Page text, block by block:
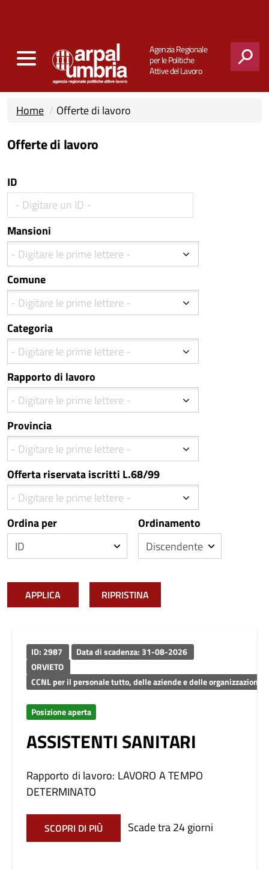
Agenzia Regionale
per le Politiche
Attive del Lavoro
Home Offerte di lavoro
Offerte di lavoro
ID
Mansioni
Comune
Categoria
Rapporto di lavoro
Provincia
Offerta riservata iscritti L.68/99
Ordina per Ordinamento
APPLICA RIPRISTINA
ID: 2987
Data di scadenza: 31-08-2026
ORVIETO
CCNL per il personale tutto, delle aziende e delle
Posizione aperta
ASSISTENTI SANITARI
Rapporto di lavoro: LAVORO A TEMPO
DETERMINATO
SCOPRI DI PIÙ Scade tra 24 giorni